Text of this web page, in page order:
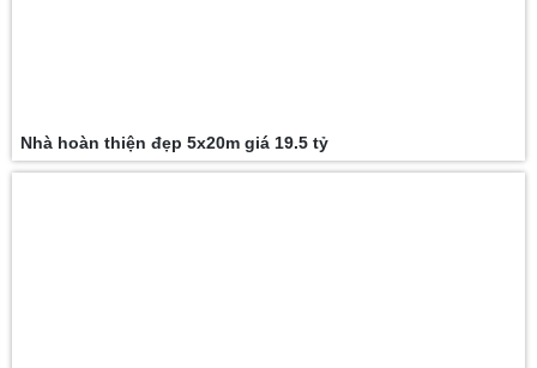
Nhà hoàn thiện đẹp 5x20m giá 19.5 tỷ